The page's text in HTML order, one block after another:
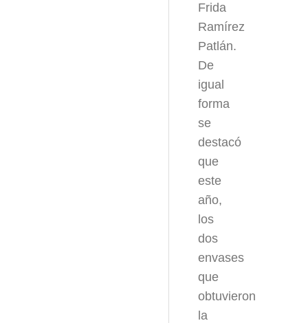
Frida
Ramírez
Patlán.
De
igual
forma
se
destacó
que
este
año,
los
dos
envases
que
obtuvieron
la